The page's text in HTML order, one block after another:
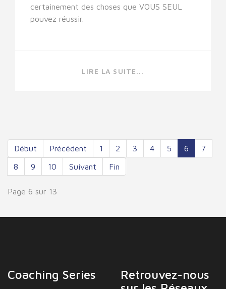
certainement des choses que VOUS SEUL
pouvez réussir.
LIRE LA SUITE...
Début Précédent 1 2 3 4 5 6
7
8
9 10 Suivant Fin
Page 6 sur 13
Coaching Series
Retrouvez-nous